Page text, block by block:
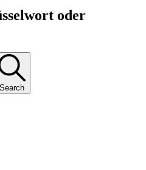
oder
Search